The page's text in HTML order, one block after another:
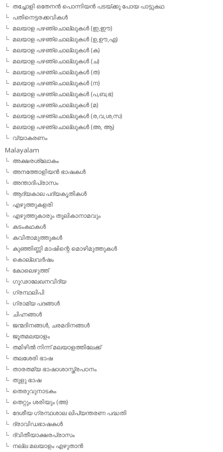
തച്ചോളി ഒതേനൻ പൊന്നിയൻ പടയ്‌ക്കു പോയ പാട്ടുകഥ
പതിനെട്ടരക്കവികള്‍
മലയാള പഴഞ്ചൊല്ലുകള്‍ (ഇ,ഈ)
മലയാള പഴഞ്ചൊല്ലുകള്‍ (ഉ,ഊ,എ)
മലയാള പഴഞ്ചൊല്ലുകള്‍ (ക)
മലയാള പഴഞ്ചൊല്ലുകള്‍ (ച)
മലയാള പഴഞ്ചൊല്ലുകള്‍ (ത)
മലയാള പഴഞ്ചൊല്ലുകള്‍ (ന)
മലയാള പഴഞ്ചൊല്ലുകള്‍ (പ,ബ,ഭ)
മലയാള പഴഞ്ചൊല്ലുകള്‍ (മ)
മലയാള പഴഞ്ചൊല്ലുകള്‍ (ര,വ,ശ,സ)
മലയാള പഴഞ്ചൊല്ലുകൾ (അ, ആ)
വ്യാകരണം
Malayalam
അക്ഷരശ്ലോകം
അനത്തോളിയന്‍ ഭാഷകള്‍
അന്താദിപ്രാസം
ആദ്യകാല പദ്യകൃതികള്‍
എഴുത്തുകളരി
എഴുത്തുകാരും തൂലികാനാമവും
കടംകഥകള്‍
കവിതാമുത്തുകള്‍
കുഞ്ഞിണ്ണി മാഷിന്റെ മൊഴിമുത്തുകള്‍
കൊല്ലവര്‍ഷം
കോലെഴുത്ത്
ഗൂഢാലേഖനവിദ്യ
ഗ്രന്ഥലിപി
ഗ്രാമ്യ പദങ്ങള്‍
ചിഹ്നങ്ങള്‍
ജന്മദിനങ്ങള്‍, ചരമദിനങ്ങള്‍
ജൂതമലയാളം
തമിഴില്‍ നിന്ന് മലയാളത്തിലേക്ക്
തലശേരി ഭാഷ
താരതമ്യ ഭാഷാശാസ്ത്രപഠനം
തുളു ഭാഷ
തെരുവുനാടകം
തെറ്റും ശരിയും (അ)
ദേശീയ ഗ്രന്ഥശാല ലിപ്യന്തരണ പദ്ധതി
ദ്രാവിഡഭാഷകള്‍
ദ്വിതീയാക്ഷരപ്രാസം
നല്ല മലയാളം എഴുതാന്‍